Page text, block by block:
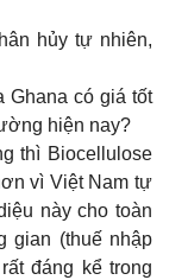
hủy tự nhiên,
Ghana có giá tốt
hiện nay?
thì Biocellulose
vì Việt Nam tự
này cho toàn
gian (thuế nhập
đáng kể trong